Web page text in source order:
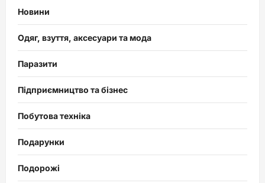
Новини
Одяг, взуття, аксесуари та мода
Паразити
Підприємництво та бізнес
Побутова техніка
Подарунки
Подорожі